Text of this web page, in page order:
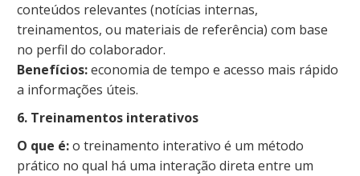
conteúdos relevantes (notícias internas,
treinamentos, ou materiais de referência) com base
no perfil do colaborador.
Benefícios:economia de tempo e acesso mais rápido
a informações úteis.
6. Treinamentos interativos
O que é:o treinamento interativo é um método
prático no qual há uma interação direta entre um